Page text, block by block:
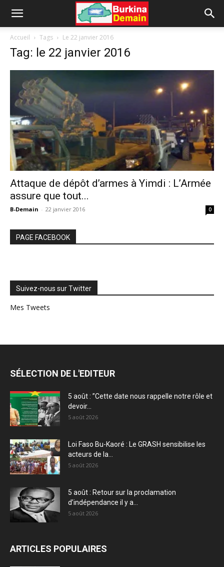
Accueil Tags Le 22 janvier 2016
Tag: le 22 janvier 2016
Attaque de dépôt d’armes à Yimdi : L’Armée
assure que tout...
B-Demain - 22 janvier 2016 0
PAGE FACEBOOK
Suivez-nous sur Twitter
Mes Tweets
SÉLECTION DE L'EDITEUR
5 août : ”Cette date nous rappelle notre rôle et
devoir...
5 août 2026
Loi Faso Bu-Kaoré : Le GRASH sensibilise les
acteurs de la...
5 août 2026
5 août : Retour sur la proclamation
d’indépendance il y a...
5 août 2026
ARTICLES POPULAIRES